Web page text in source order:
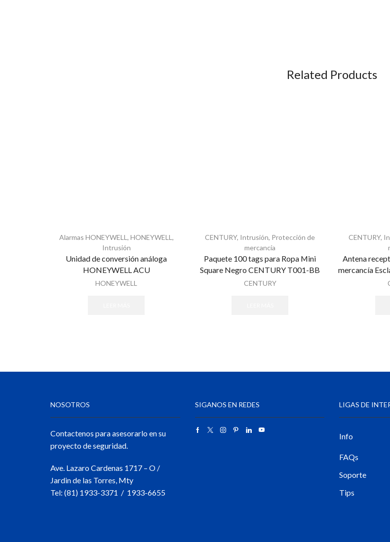
Related Products
Alarmas HONEYWELL , HONEYWELL ,
Intrusión
Unidad de conversión análoga
HONEYWELL ACU
HONEYWELL
CENTURY, Intrusión, Protección de
mercancía
Paquete 100 tags para Ropa Mini
Square Negro CENTURY T001-BB
CENTURY
CENTURY,
Antena
mercancía
NOSOTROS
Contactenos para asesorarlo en su
proyecto de seguridad.
Ave. Lazaro Cardenas 1717 – O /
Jardin de las Torres, Mty
Tel: (81) 1933-3371 / 1933-6655
SIGANOS EN REDES LIGAS DE
Info
FAQs
Soporte
Tips